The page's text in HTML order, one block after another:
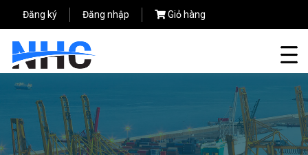
Đăng ký Đăng nhập Giỏ hàng